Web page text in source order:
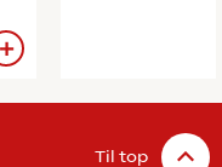
Til top